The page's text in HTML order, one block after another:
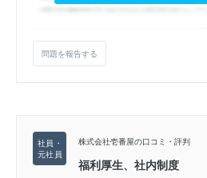
問題を報告する
株式会社壱番屋の口コミ・評判
福利厚生、社内制度